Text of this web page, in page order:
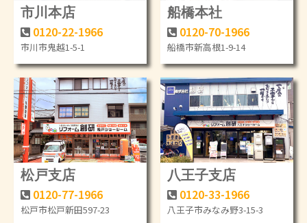
市川本店
0120-22-1966
市川市鬼越1-5-1
船橋本社
0120-70-1966
船橋市新高根1-9-14
松戸支店
0120-77-1966
松戸市松戸新田597-23
八王子支店
0120-33-1966
八王子市みなみ野3-15-3